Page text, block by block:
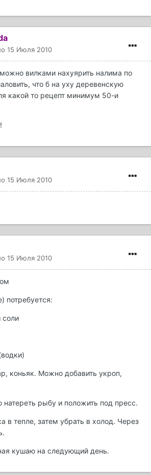
15 Июля 2010
вилками нахуярить налима по
что б на уху деревенскую
какой то рецепт минимум 50-и
15 Июля 2010
15 Июля 2010
потребуется:
соли
коньяк. Можно добавить укроп,
рыбу и положить под пресс.
в тепле, затем убрать в холод. Через
кушаю на следующий день.